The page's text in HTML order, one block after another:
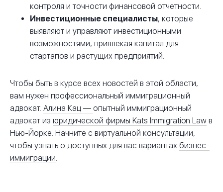
контроля и точности финансовой отчетности.
Инвестиционные специалисты, которые
выявляют и управляют инвестиционными
возможностями, привлекая капитал для
стартапов и растущих предприятий.
Чтобы быть в курсе всех новостей в этой области,
вам нужен профессиональный иммиграционный
адвокат. Алина Кац — опытный иммиграционный
адвокат из юридической фирмы Kats Immigration Law в
Нью-Йорке. Начните с виртуальной консультации,
чтобы узнать о доступных для вас вариантах бизнес-
иммиграции.